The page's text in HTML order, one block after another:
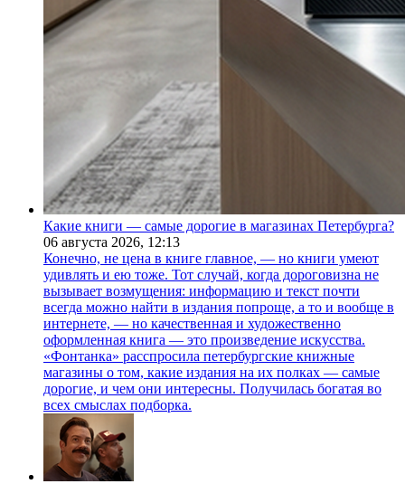
Какие книги — самые дорогие в магазинах Петербурга?
06 августа 2026, 12:13
Конечно, не цена в книге главное, — но книги умеют
удивлять и ею тоже. Тот случай, когда дороговизна не
вызывает возмущения: информацию и текст почти
всегда можно найти в издания попроще, а то и вообще в
интернете, — но качественная и художественно
оформленная книга — это произведение искусства.
«Фонтанка» расспросила петербургские книжные
магазины о том, какие издания на их полках — самые
дорогие, и чем они интересны. Получилась богатая во
всех смыслах подборка.